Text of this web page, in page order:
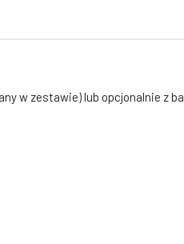
w zestawie) lub opcjonalnie z